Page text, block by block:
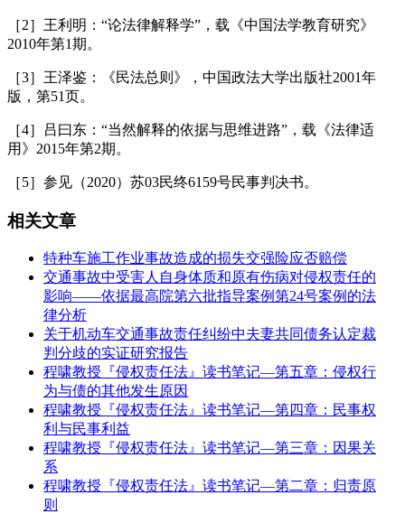
［2］王利明：“论法律解释学”，载《中国法学教育研究》
2010年第1期。
［3］王泽鉴：《民法总则》，中国政法大学出版社2001年
版，第51页。
［4］吕曰东：“当然解释的依据与思维进路”，载《法律适
用》2015年第2期。
［5］参见（2020）苏03民终6159号民事判决书。
相关文章
特种车施工作业事故造成的损失交强险应否赔偿
交通事故中受害人自身体质和原有伤病对侵权责任的
影响——依据最高院第六批指导案例第24号案例的法
律分析
关于机动车交通事故责任纠纷中夫妻共同债务认定裁
判分歧的实证研究报告
程啸教授『侵权责任法』读书笔记—第五章：侵权行
为与债的其他发生原因
程啸教授『侵权责任法』读书笔记—第四章：民事权
利与民事利益
程啸教授『侵权责任法』读书笔记—第三章：因果关
系
程啸教授『侵权责任法』读书笔记—第二章：归责原
则